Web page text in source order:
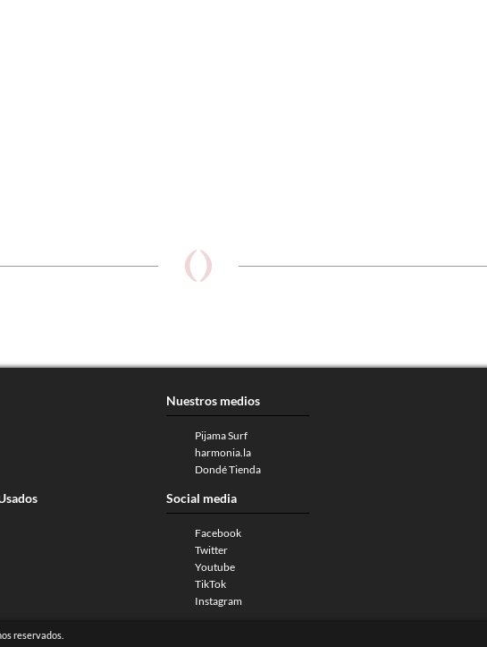
Nuestros medios
Pijama Surf
harmonia.la
Dondé Tienda
Social media
Facebook
Twitter
Youtube
TikTok
Instagram
reservados.